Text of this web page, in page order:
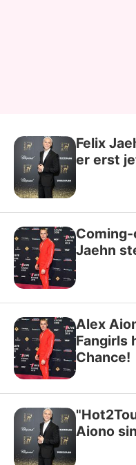
Felix
er erst
Jaehn
Alex
Fangirls
Chance!
Aiono